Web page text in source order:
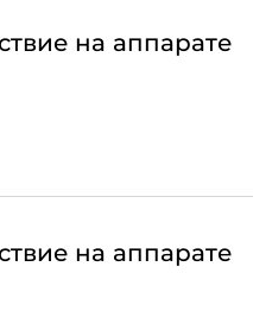
на аппарате
на аппарате